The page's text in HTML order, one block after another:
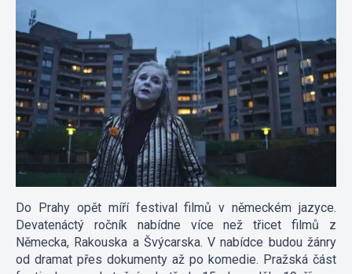
Do Prahy opět míří festival filmů v německém jazyce.
Devatenáctý ročník nabídne více než třicet filmů z
Německa, Rakouska a Švýcarska. V nabídce budou žánry
od dramat přes dokumenty až po komedie. Pražská část